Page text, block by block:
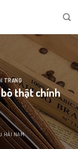
TRANG
bò thật chính
HẢI NAM